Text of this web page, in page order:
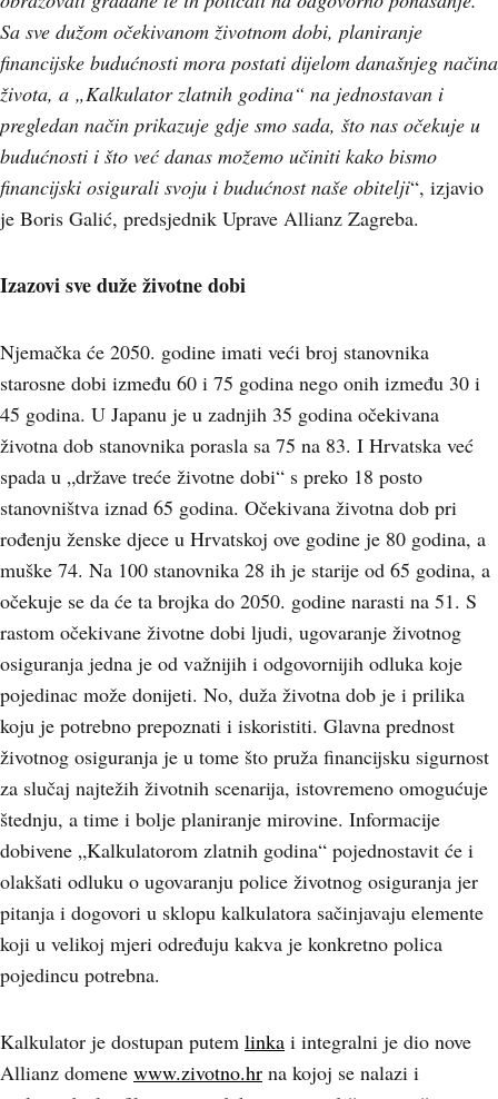
Sa sve dužom očekivanom životnom dobi, planiranje
financijske budućnosti mora postati dijelom današnjeg načina
života, a „Kalkulator zlatnih godina“ na jednostavan i
pregledan način prikazuje gdje smo sada, što nas očekuje u
budućnosti i što već danas možemo učiniti kako bismo
financijski osigurali svoju i budućnost naše obitelji“, izjavio
je Boris Galić, predsjednik Uprave Allianz Zagreba.
Izazovi sve duže životne dobi
Njemačka će 2050. godine imati veći broj stanovnika
starosne dobi između 60 i 75 godina nego onih između 30 i
45 godina. U Japanu je u zadnjih 35 godina očekivana
životna dob stanovnika porasla sa 75 na 83. I Hrvatska već
spada u „države treće životne dobi“ s preko 18 posto
stanovništva iznad 65 godina. Očekivana životna dob pri
rođenju ženske djece u Hrvatskoj ove godine je 80 godina, a
muške 74. Na 100 stanovnika 28 ih je starije od 65 godina, a
očekuje se da će ta brojka do 2050. godine narasti na 51. S
rastom očekivane životne dobi ljudi, ugovaranje životnog
osiguranja jedna je od važnijih i odgovornijih odluka koje
pojedinac može donijeti. No, duža životna dob je i prilika
koju je potrebno prepoznati i iskoristiti. Glavna prednost
životnog osiguranja je u tome što pruža financijsku sigurnost
za slučaj najtežih životnih scenarija, istovremeno omogućuje
štednju, a time i bolje planiranje mirovine. Informacije
dobivene „Kalkulatorom zlatnih godina“ pojednostavit će i
olakšati odluku o ugovaranju police životnog osiguranja jer
pitanja i dogovori u sklopu kalkulatora sačinjavaju elemente
koji u velikoj mjeri određuju kakva je konkretno polica
pojedincu potrebna.
Kalkulator je dostupan putem linka i integralni je dio nove
Allianz domene www.zivotno.hr na kojoj se nalazi i